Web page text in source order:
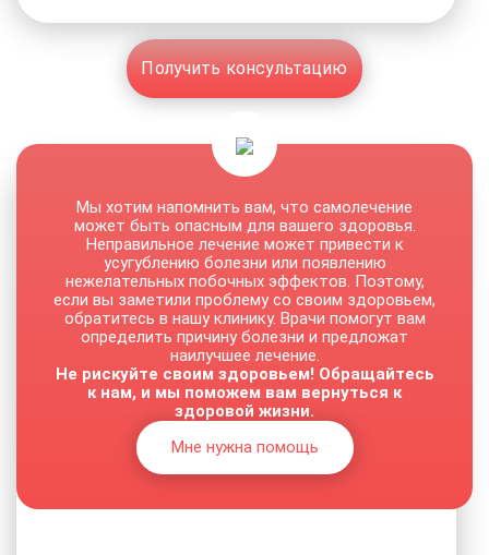
Получить консультацию
Мы хотим напомнить вам, что самолечение
может быть опасным для вашего здоровья.
Неправильное лечение может привести к
усугублению болезни или появлению
нежелательных побочных эффектов. Поэтому,
если вы заметили проблему со своим здоровьем,
обратитесь в нашу клинику. Врачи помогут вам
определить причину болезни и предложат
наилучшее лечение.
Не рискуйте своим здоровьем! Обращайтесь
к нам, и мы поможем вам вернуться к
здоровой жизни.
Мне нужна помощь